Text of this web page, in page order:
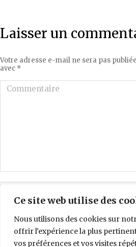
Ce site web utilise des
Nous utilisons des cookies sur
offrir l'expérience la plus
vos préférences et vos visites
Laisser un
Votre adresse e-mail ne sera pas
avec *
Commentaire
Nom *